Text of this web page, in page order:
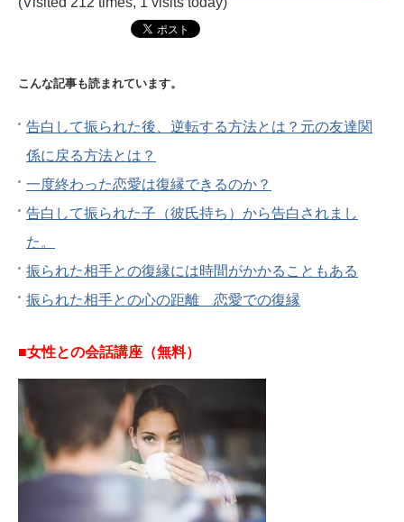
こんな記事も読まれています。
告白して振られた後、逆転する方法とは？元の友達関
係に戻る方法とは？
一度終わった恋愛は復縁できるのか？
告白して振られた子（彼氏持ち）から告白されまし
た。
振られた相手との復縁には時間がかかることもある
振られた相手との心の距離 恋愛での復縁
■女性との会話講座（無料）